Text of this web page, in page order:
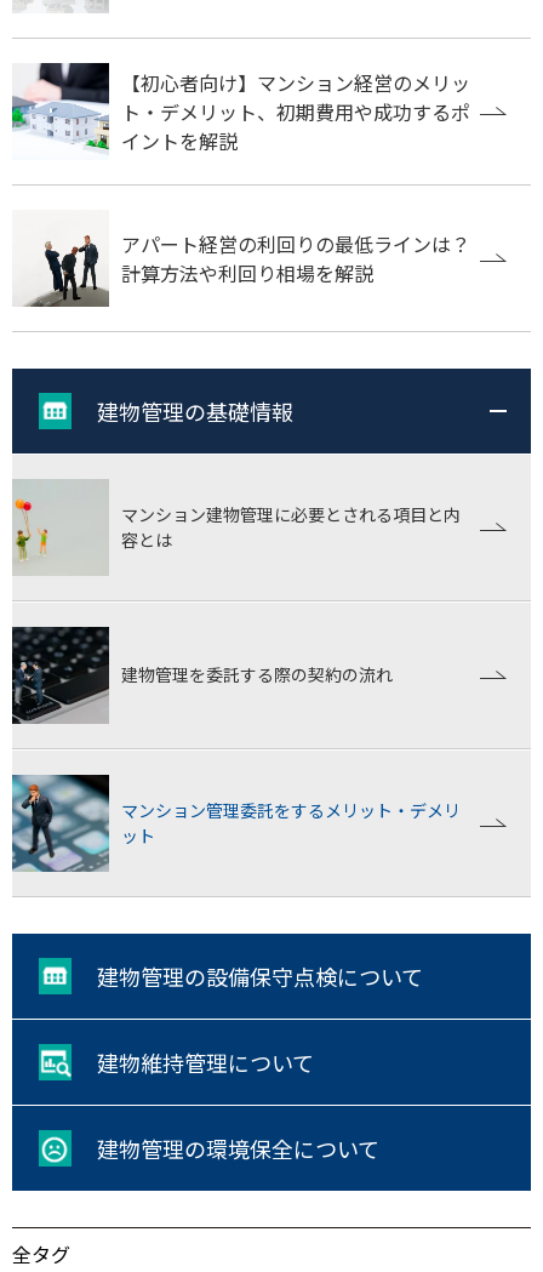
【初心者向け】マンション経営のメリッ
ト・デメリット、初期費用や成功するポ
イントを解説
アパート経営の利回りの最低ラインは？
計算方法や利回り相場を解説
建物管理の基礎情報
マンション建物管理に必要とされる項目と内
容とは
建物管理を委託する際の契約の流れ
マンション管理委託をするメリット・デメリ
ット
建物管理の設備保守点検について
建物維持管理について
建物管理の環境保全について
全タグ